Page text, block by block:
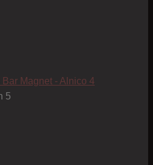
Magnet - Alnico 4
5